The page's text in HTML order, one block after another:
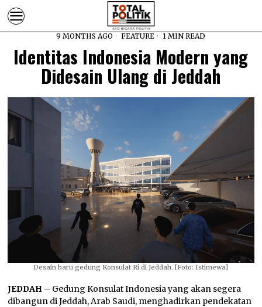
9 MONTHS AGO FEATURE 1 MIN READ
Identitas Indonesia Modern yang
Didesain Ulang di Jeddah
Desain baru gedung Konsulat Ri di Jeddah. [Foto: Istimewa]
JEDDAH – Gedung Konsulat Indonesia yang akan segera
dibangun di Jeddah, Arab Saudi, menghadirkan pendekatan